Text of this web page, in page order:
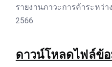
รายงานภาวะการค้าระหว่า
2566
ดาวน์โหลดไฟล์ข้